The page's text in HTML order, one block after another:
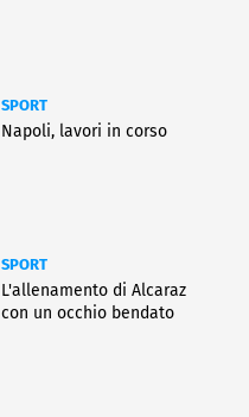
SPORT
Napoli, lavori in corso
SPORT
L'allenamento di Alcaraz
con un occhio bendato